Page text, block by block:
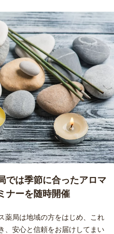
では季節に合ったアロマ
ナーを随時開催
薬局は地域の方をはじめ、これ
、安心と信頼をお届けしてまい